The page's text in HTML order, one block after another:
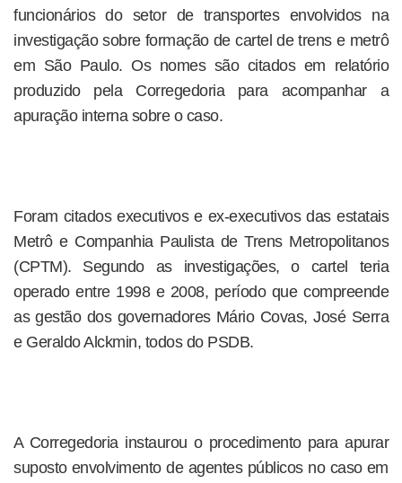
funcionários do setor de transportes envolvidos na
investigação sobre formação de cartel de trens e metrô
em São Paulo. Os nomes são citados em relatório
produzido pela Corregedoria para acompanhar a
apuração interna sobre o caso.
Foram citados executivos e ex-executivos das estatais
Metrô e Companhia Paulista de Trens Metropolitanos
(CPTM). Segundo as investigações, o cartel teria
operado entre 1998 e 2008, período que compreende
as gestão dos governadores Mário Covas, José Serra
e Geraldo Alckmin, todos do PSDB.
A Corregedoria instaurou o procedimento para apurar
suposto envolvimento de agentes públicos no caso em